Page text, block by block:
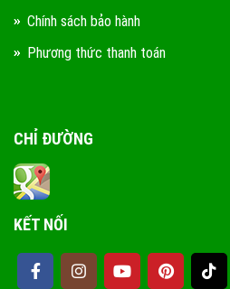
Chính sách bảo hành
Phương thức thanh toán
CHỈ ĐƯỜNG
KẾT NỐI